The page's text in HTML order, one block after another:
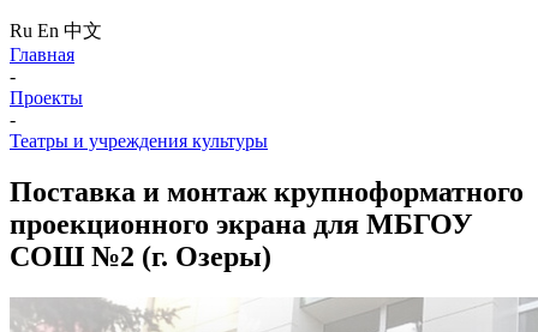
Ru En 中文
Главная
-
Проекты
-
Театры и учреждения культуры
Поставка и монтаж крупноформатного
проекционного экрана для МБГОУ
СОШ №2 (г. Озеры)